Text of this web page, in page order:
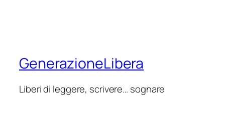
GenerazioneLibera
Liberi di leggere, scrivere… sognare